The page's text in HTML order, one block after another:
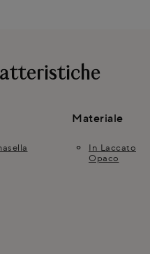
Materiale
In Laccato
Opaco